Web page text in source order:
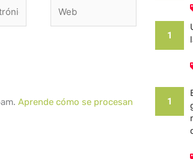
Aprende cómo se procesan
1
1